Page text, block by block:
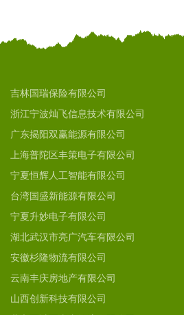
吉林国瑞保险有限公司
浙江宁波灿飞信息技术有限公司
广东揭阳双赢能源有限公司
上海普陀区丰策电子有限公司
宁夏恒辉人工智能有限公司
台湾国盛新能源有限公司
宁夏升妙电子有限公司
湖北武汉市亮广汽车有限公司
安徽杉隆物流有限公司
云南丰庆房地产有限公司
山西创新科技有限公司